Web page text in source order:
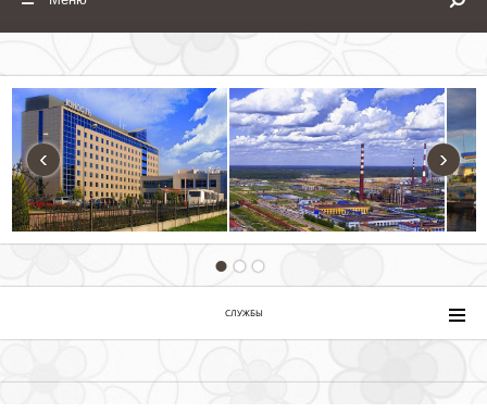
‹ ›
СЛУЖБЫ